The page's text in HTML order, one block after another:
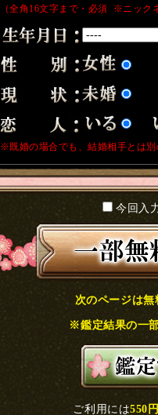
（全角16文字まで・必須 ※ニック
※既婚の場合でも、結婚相手とは
今回入
次のページは
※鑑定結果の一
ご利用には550